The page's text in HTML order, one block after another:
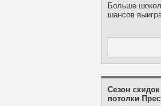
Больше
шансов
Сезон
потолки